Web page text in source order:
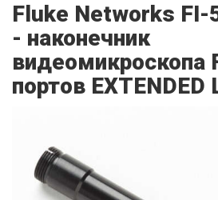
Fluke Networks FI-
- наконечник
видеомикроскопа
портов EXTENDED